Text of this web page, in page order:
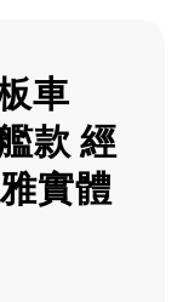
車
款 經
實體